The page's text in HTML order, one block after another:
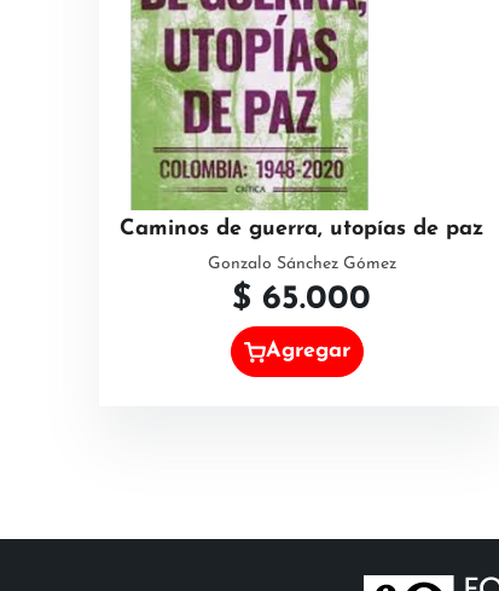
Caminos de guerra, utopías de paz
Gonzalo Sánchez Gómez
$ 65.000
Agregar